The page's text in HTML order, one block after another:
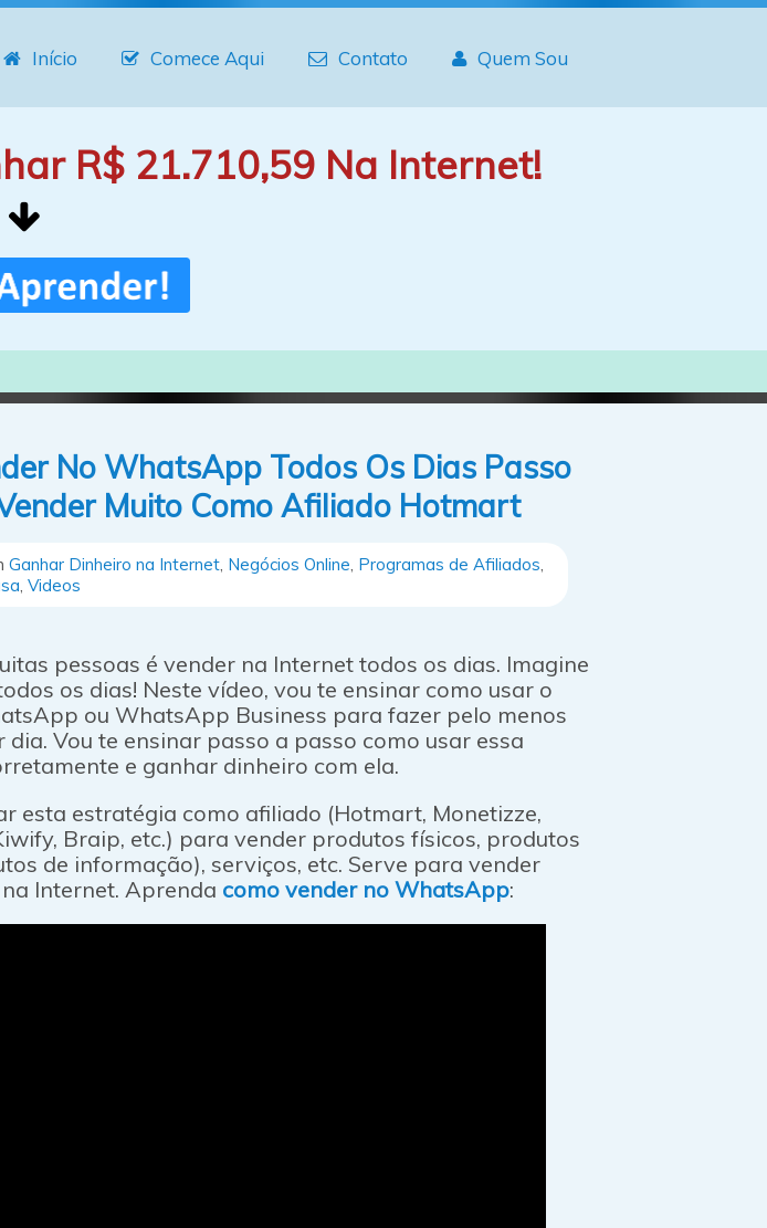
Início Comece Aqui Contato Quem Sou
R$ 21.710,59 Na Internet!
No WhatsApp Todos Os Dias Passo
Muito Como Afiliado Hotmart
Ganhar Dinheiro na Internet Negócios Online Programas de Afiliados
Videos
pessoas é vender na Internet todos os dias. Imagine
os dias! Neste vídeo, vou te ensinar como usar o
ou WhatsApp Business para fazer pelo menos
dia. Vou te ensinar passo a passo como usar essa
e ganhar dinheiro com ela.
esta estratégia como afiliado (Hotmart, Monetizze,
Braip, etc.) para vender produtos físicos, produtos
de informação), serviços, etc. Serve para vender
Internet. Aprenda como vender no WhatsApp: